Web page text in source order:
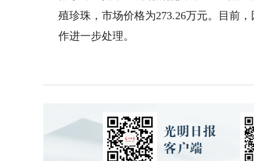
殖珍珠，市场价格为273.26万元。目前
作进一步处理。